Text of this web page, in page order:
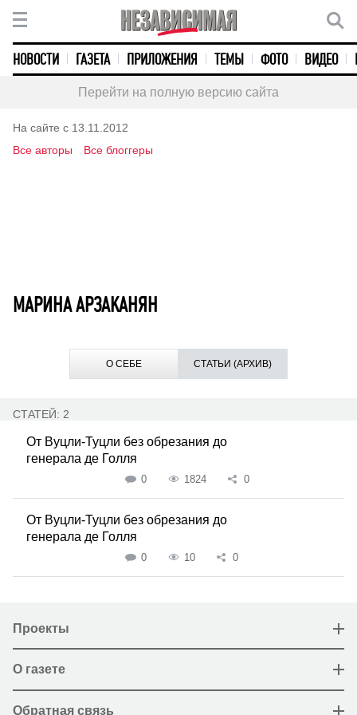
НОВОСТИ ГАЗЕТА ПРИЛОЖЕНИЯ ТЕМЫ ФОТО ВИДЕО
Перейти на полную версию сайта
На сайте с 13.11.2012
Все авторы
Все блоггеры
МАРИНА АРЗАКАНЯН
О СЕБЕ СТАТЬИ (АРХИВ)
СТАТЕЙ: 2
От Вуцли-Туцли без обрезания до
генерала де Голля
0 1824 0
От Вуцли-Туцли без обрезания до
генерала де Голля
0 10 0
Проекты
О газете
Обратная связь